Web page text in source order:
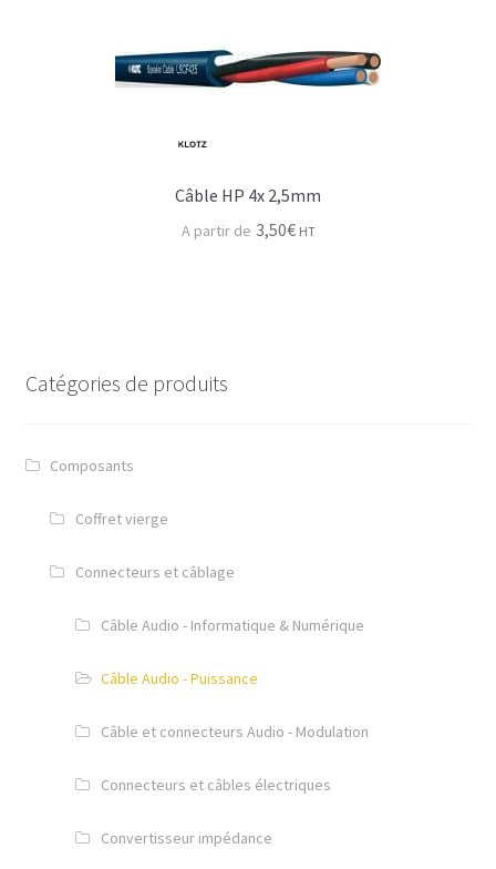
Câble HP 4x 2,5mm
3,50€ HT
Catégories de produits
Composants
Coffret vierge
Connecteurs et câblage
Câble Audio - Informatique & Numérique
Câble Audio - Puissance
Câble et connecteurs Audio - Modulation
Connecteurs et câbles électriques
Convertisseur impédance